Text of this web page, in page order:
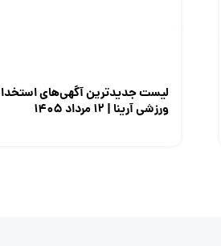
لیست جدیدترین آگهی‌های
ورزشی آرینا | ۱۲ مرداد ۱۴۰۵